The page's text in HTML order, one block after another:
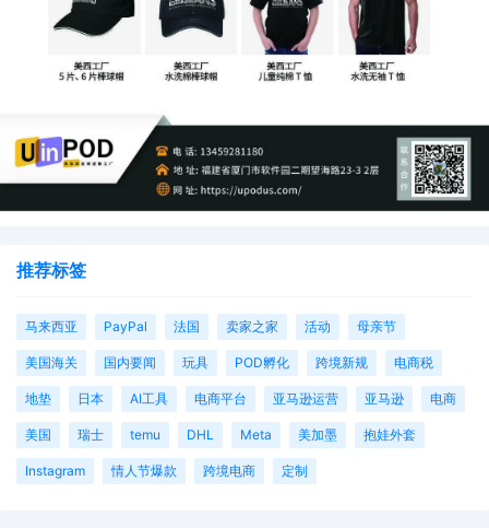
推荐标签
马来西亚 PayPal 法国 卖家之家 活动 母亲节
美国海关 国内要闻 玩具 POD孵化 跨境新规 电商税
地垫 日本 AI工具 电商平台 亚马逊运营 亚马逊 电商
美国 瑞士 temu DHL Meta 美加墨 抱娃外套
Instagram 情人节爆款 跨境电商 定制